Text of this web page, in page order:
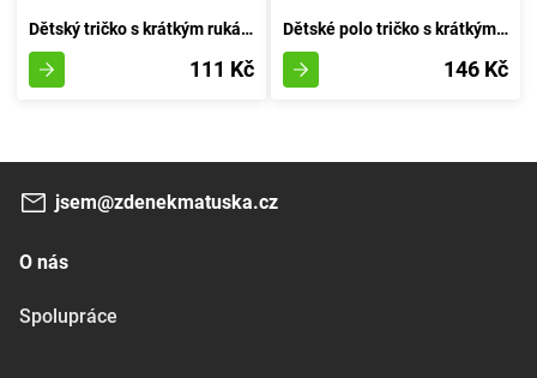
Dětský tričko s krátkým rukávem pro chlapce, značky Minoti, design 1PRUH 1, červené - velikost 92/98 | 2/3 roky
111 Kč
Dětské polo tričko s krátkým rukávem, Minoti, 1POLO 6, oranžové barvy - velikost 92/98 | pro věk 2-3 let
146 Kč
jsem@zdenekmatuska.cz
O nás
Spolupráce